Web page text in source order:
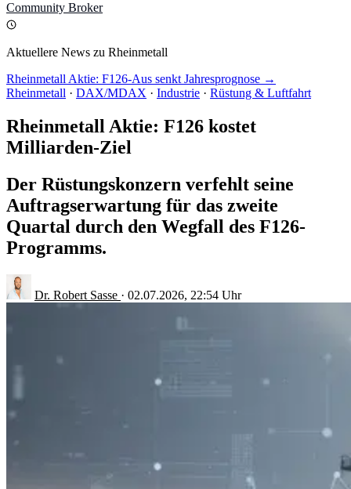
Community Broker
Aktuellere News zu Rheinmetall
Rheinmetall Aktie: F126-Aus senkt Jahresprognose →
Rheinmetall · DAX/MDAX · Industrie · Rüstung & Luftfahrt
Rheinmetall Aktie: F126 kostet
Milliarden-Ziel
Der Rüstungskonzern verfehlt seine
Auftragserwartung für das zweite
Quartal durch den Wegfall des F126-
Programms.
Dr. Robert Sasse · 02.07.2026, 22:54 Uhr